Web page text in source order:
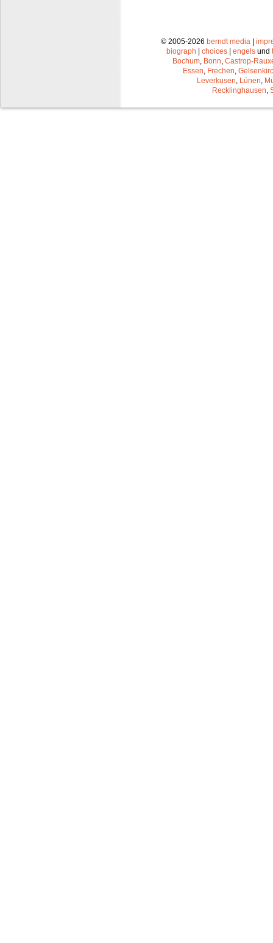
© 2005-2026 berndt media |
biograph | choices | engels und
Bochum Bonn Castrop-
Essen Frechen
Leverkusen Lünen
Recklinghausen